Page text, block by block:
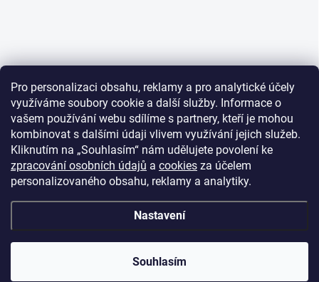
Pro personalizaci obsahu, reklamy a pro analytické účely
využíváme soubory cookie a další služby. Informace o
vašem používání webu sdílíme s partnery, kteří je mohou
kombinovat s dalšími údaji vlivem využívání jejich služeb.
Kliknutím na „Souhlasím“ nám udělujete povolení ke
zpracování osobních údajů a cookies za účelem
personalizovaného obsahu, reklamy a analytiky.
Nastavení
Souhlasím